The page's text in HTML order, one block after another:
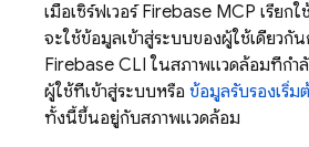
เมื่อเซิร์ฟเวอร์ Firebase MCP เรียกใ
จะใช้ข้อมูลเข้าสู่ระบบของผู้ใช้เดียวกั
Firebase CLI ในสภาพแวดล้อมที่กำลั
ผู้ใช้ที่เข้าสู่ระบบหรือ ข้อมูลรับรองเริ่
ทั้งนี้ขึ้นอยู่กับสภาพแวดล้อม